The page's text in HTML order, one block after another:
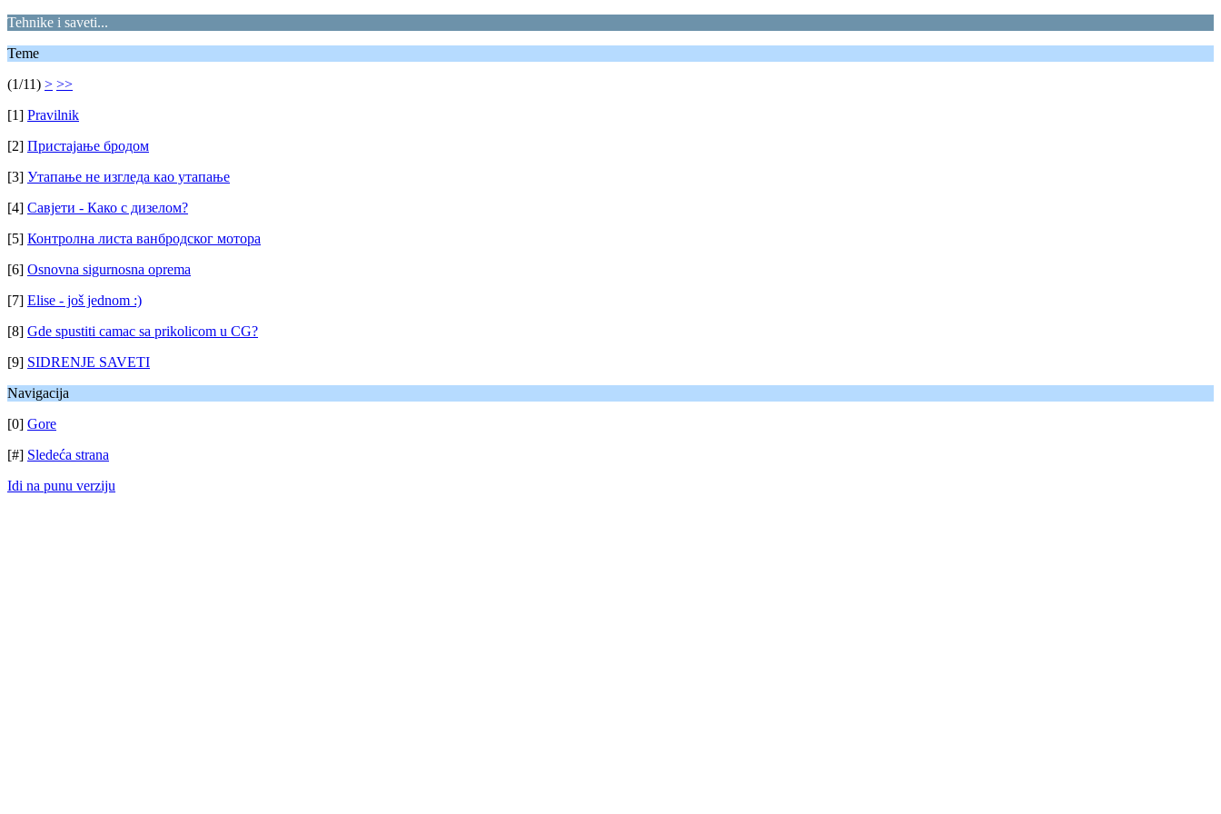
Tehnike i saveti...
Teme
(1/11) > >>
[1] Pravilnik
[2] Пристајање бродом
[3] Утапање не изгледа као утапање
[4] Савјети - Како с дизелом?
[5] Контролна листа ванбродског мотора
[6] Osnovna sigurnosna oprema
[7] Elise - još jednom :)
[8] Gde spustiti camac sa prikolicom u CG?
[9] SIDRENJE SAVETI
Navigacija
[0] Gore
[#] Sledeća strana
Idi na punu verziju